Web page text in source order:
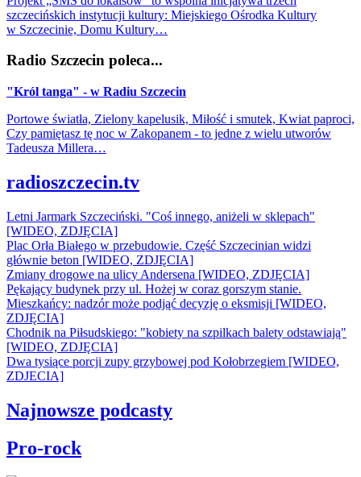
szczecińskich instytucji kultury: Miejskiego Ośrodka Kultury
w Szczecinie, Domu Kultury…
Radio Szczecin poleca...
"Król tanga" - w Radiu Szczecin
Portowe światła, Zielony kapelusik, Miłość i smutek, Kwiat paproci,
Czy pamiętasz tę noc w Zakopanem - to jedne z wielu utworów
Tadeusza Millera…
radioszczecin.tv
Letni Jarmark Szczeciński. "Coś innego, aniżeli w sklepach"
[WIDEO, ZDJĘCIA]
Plac Orła Białego w przebudowie. Część Szczecinian widzi
głównie beton [WIDEO, ZDJĘCIA]
Zmiany drogowe na ulicy Andersena [WIDEO, ZDJĘCIA]
Pękający budynek przy ul. Hożej w coraz gorszym stanie.
Mieszkańcy: nadzór może podjąć decyzję o eksmisji [WIDEO,
ZDJĘCIA]
Chodnik na Piłsudskiego: "kobiety na szpilkach balety odstawiają"
[WIDEO, ZDJĘCIA]
Dwa tysiące porcji zupy grzybowej pod Kołobrzegiem [WIDEO,
ZDJECIA]
Najnowsze podcasty
Pro-rock